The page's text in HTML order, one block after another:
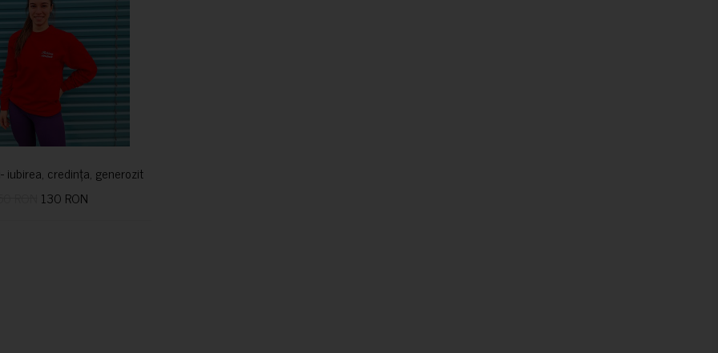
iubirea, credința, generozitatea vindecă
130 RON
CUMPARA